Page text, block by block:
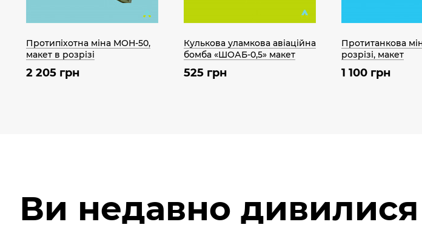
Протипіхотна міна МОН-50,
макет в розрізі
2 205 грн
Кулькова уламкова авіаційна
бомба «ШОАБ-0,5» макет
525 грн
Протитанкова
розрізі, макет
1 100 грн
Ви недавно дивилися